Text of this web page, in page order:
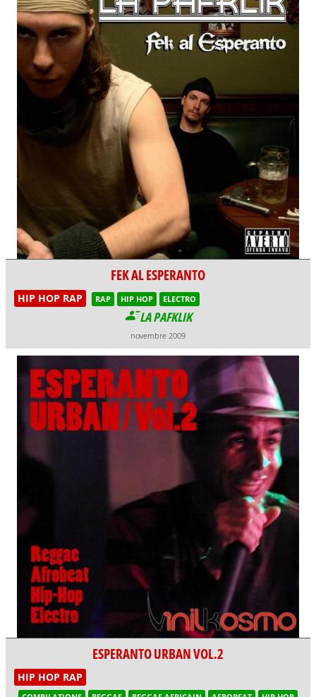
FEK AL ESPERANTO
HIP HOP RAP RAP HIP HOP ELECTRO
LA PAFKLIK
novembre 2009
ESPERANTO URBAN VOL.2
HIP HOP RAP